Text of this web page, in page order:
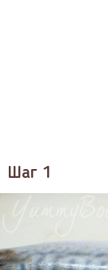
Шаг 1